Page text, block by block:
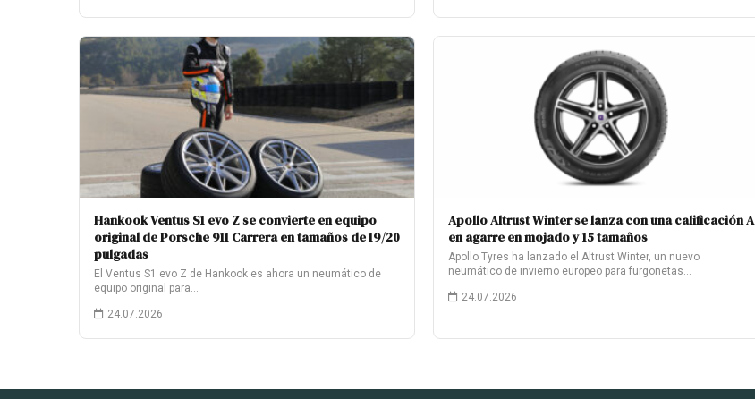
Hankook Ventus S1 evo Z se convierte en equipo
original de Porsche 911 Carrera en tamaños de 19/20
pulgadas
El Ventus S1 evo Z de Hankook es ahora un neumático de
equipo original para…
24.07.2026
Apollo Altrust Winter se lanza con una calificación A
en agarre en mojado y 15 tamaños
Apollo Tyres ha lanzado el Altrust Winter, un nuevo
neumático de invierno europeo para furgonetas…
24.07.2026